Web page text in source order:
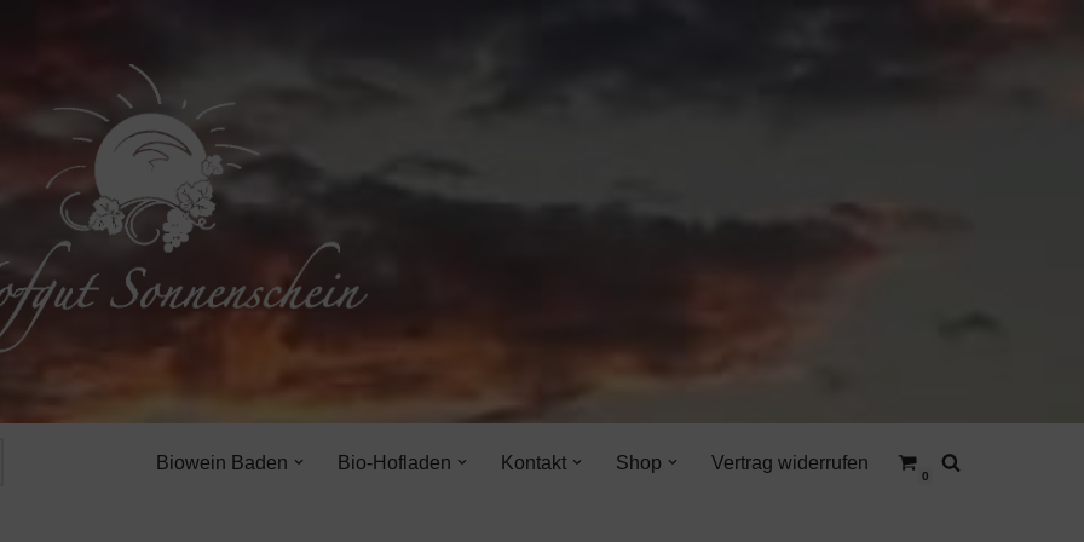
Biowein Baden Bio-Hofladen Kontakt Shop Vertrag widerrufen
0